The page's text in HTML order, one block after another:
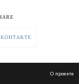
О проекте